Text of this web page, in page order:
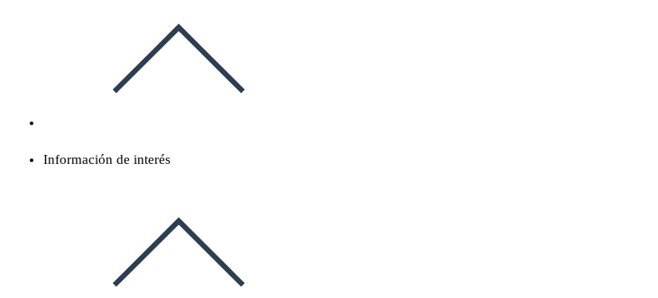
Información de interés